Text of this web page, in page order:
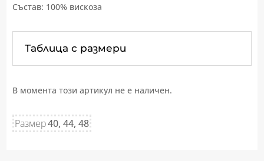
Състав: 100% вискоза
Таблица с размери
В момента този артикул не е наличен.
Размер40, 44, 48